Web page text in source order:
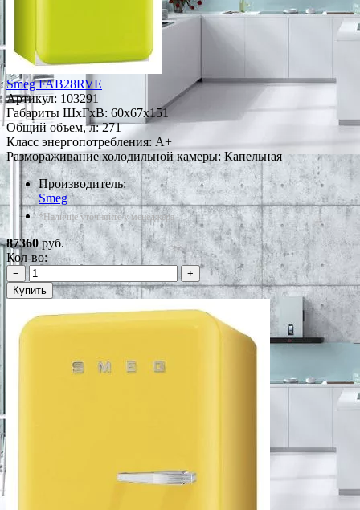
Smeg FAB28RVE
Артикул: 103291
Габариты ШxГxВ: 60x67x151
Общий объем, л: 271
Класс энергопотребления: A+
Размораживание холодильной камеры: Капельная
Производитель:
Smeg
*Наличие уточняйте у менеджера
87360руб.
Кол-во:
−
+
Купить